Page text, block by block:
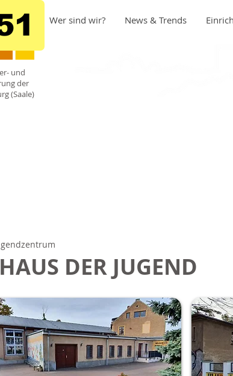
und
der
(Saale)
Wer sind wir? News & Trends
DER JUGEND